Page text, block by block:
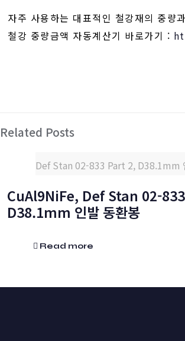
자주 사용하는 대표적인 철강재의 중량
철강 중량금액 자동계산기 바로가기 :
Related Posts
Def Stan 02-833 Part 2, D38.1mm
CuAl9NiFe, Def Stan 02-
D38.1mm 인발 동환봉
Read more